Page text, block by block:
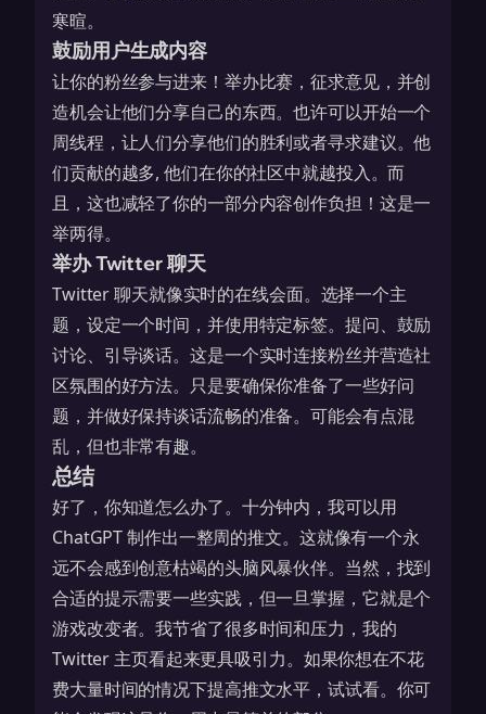
寒暄。
鼓励用户生成内容
让你的粉丝参与进来！举办比赛，征求意见，并创
造机会让他们分享自己的东西。也许可以开始一个
周线程，让人们分享他们的胜利或者寻求建议。他
们贡献的越多, 他们在你的社区中就越投入。而
且，这也减轻了你的一部分内容创作负担！这是一
举两得。
举办 Twitter 聊天
Twitter 聊天就像实时的在线会面。选择一个主
题，设定一个时间，并使用特定标签。提问、鼓励
讨论、引导谈话。这是一个实时连接粉丝并营造社
区氛围的好方法。只是要确保你准备了一些好问
题，并做好保持谈话流畅的准备。可能会有点混
乱，但也非常有趣。
总结
好了，你知道怎么办了。十分钟内，我可以用
ChatGPT 制作出一整周的推文。这就像有一个永
远不会感到创意枯竭的头脑风暴伙伴。当然，找到
合适的提示需要一些实践，但一旦掌握，它就是个
游戏改变者。我节省了很多时间和压力，我的
Twitter 主页看起来更具吸引力。如果你想在不花
费大量时间的情况下提高推文水平，试试看。你可